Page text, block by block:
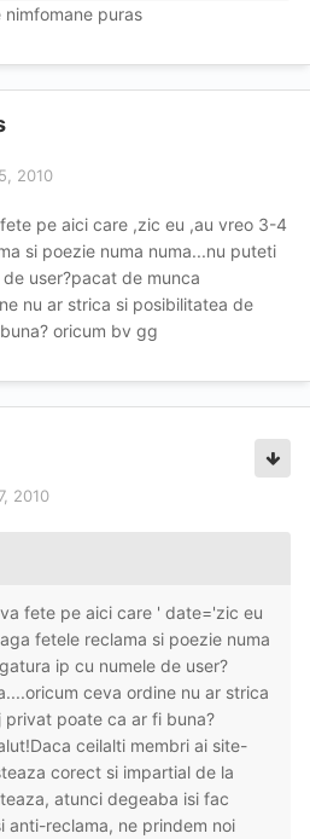
nimfomane puras
2010
pe aici care ,zic eu ,au vreo 3-4
si poezie numa numa...nu puteti
user?pacat de munca
nu ar strica si posibilitatea de
oricum bv gg
2010
fete pe aici care ' date='zic eu
fetele reclama si poezie numa
ip cu numele de user?
ceva ordine nu ar strica
privat poate ca ar fi buna?
ceilalti membri ai site-
corect si impartial de la
atunci degeaba isi fac
anti-reclama, ne prindem noi